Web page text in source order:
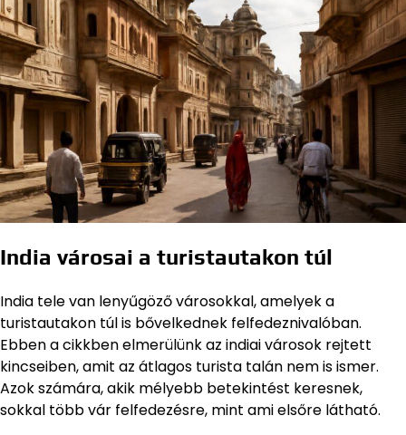
India városai a turistautakon túl
India tele van lenyűgöző városokkal, amelyek a
turistautakon túl is bővelkednek felfedeznivalóban.
Ebben a cikkben elmerülünk az indiai városok rejtett
kincseiben, amit az átlagos turista talán nem is ismer.
Azok számára, akik mélyebb betekintést keresnek,
sokkal több vár felfedezésre, mint ami elsőre látható.